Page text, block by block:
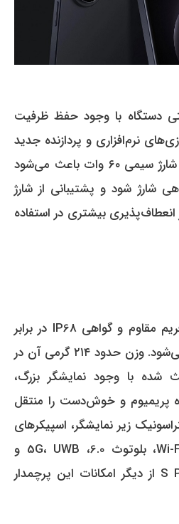
دستگاه با وجود حفظ ظرفیت
نرم‌افزاری و پردازنده جدید
دوام بهتری ارائه می‌دهد. شارژ سیمی ۶۰ وات باعث می‌شود
شارژ شود و پشتیبانی از شارژ
بیشتری در استفاده
از نظر طراحی، گوشی با فریم مقاوم و گواهی IP68 در برابر
آب و گردوغبار محافظت می‌شود. وزن حدود ۲۱۴ گرمی آن در
شده با وجود نمایشگر بزرگ،
و خوش‌دست را منتقل
زیر نمایشگر، اسپیکرهای
استریو، پشتیبانی از Wi-Fi 7، بلوتوث 6.0، 5G، UWB و
همچنین پشتیبانی از S Pen از دیگر امکانات این پرچمدار